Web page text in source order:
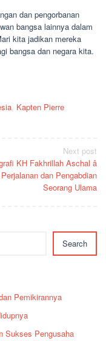
dan pengorbanan
bangsa lainnya dalam
kita jadikan mereka
bangsa dan negara kita.
, Kapten Pierre
Next post
KH Fakhrillah Aschal â
Perjalanan dan Pengabdian
Seorang Ulama
Search
Pemikirannya
Sukses Pengusaha